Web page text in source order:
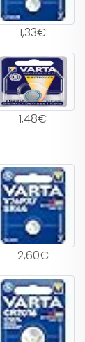
1,33€
1,48€
2,60€